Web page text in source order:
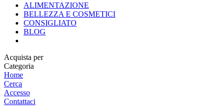
ALIMENTAZIONE
BELLEZZA E COSMETICI
CONSIGLIATO
BLOG
Acquista per
Categoria
Home
Cerca
Accesso
Contattaci